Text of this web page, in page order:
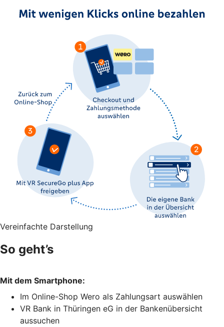
Vereinfachte Darstellung
So geht’s
Mit dem Smartphone:
Im Online-Shop Wero als Zahlungsart auswählen
VR Bank in Thüringen eG in der Bankenübersicht
aussuchen